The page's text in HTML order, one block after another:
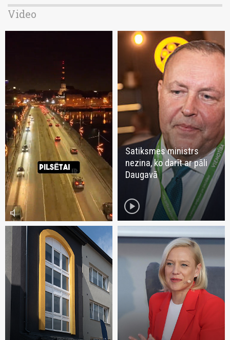
Video
volume_mute
Satiksmes ministrs
nezina, ko darīt ar pāli
Daugavā
play_circle